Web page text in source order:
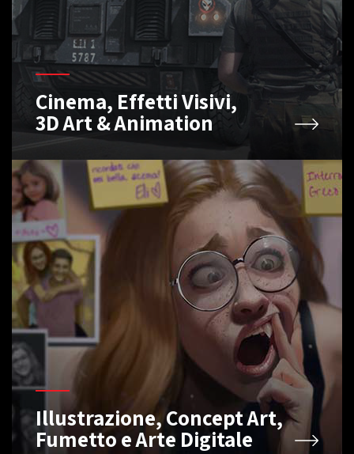
Cinema, Effetti Visivi,
3D Art & Animation
Illustrazione, Concept Art,
Fumetto e Arte Digitale